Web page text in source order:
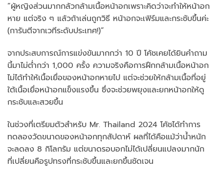
“ผู้หญิงส่วนมากกลัวกล้ามเนื้อหน้าอกเพราะคิดว่าจะทำให้หน้าอก
หาย แต่จริง ๆ แล้วถ้าเล่นถูกวิธี หน้าอกจะเฟิร์มและกระชับขึ้นค่ะ
(การันตีจากเวทีระดับประเทศ!)”
จากประสบการณ์การแข่งขันมากกว่า 10 ปี โค้ชเคยได้ยินคำถาม
นี้มาไม่ต่ำกว่า 1,000 ครั้ง ความจริงคือการฝึกกล้ามเนื้อหน้าอก
ไม่ได้ทำให้เนื้อเยื่อของหน้าอกหายไป แต่จะช่วยให้กล้ามเนื้อที่อยู่
ใต้เนื้อเยื่อหน้าอกแข็งแรงขึ้น ซึ่งจะช่วยพยุงและยกหน้าอกให้ดู
กระชับและสวยขึ้น
ในช่วงที่เตรียมตัวสำหรับ Mr. Thailand 2024 โค้ชได้ทำการ
ทดลองวัดขนาดของหน้าอกทุกสัปดาห์ ผลที่ได้คือแม้ว่าน้ำหนัก
จะลดลง 8 กิโลกรัม แต่ขนาดรอบอกไม่ได้เปลี่ยนแปลงมากนัก
ที่เปลี่ยนคือรูปทรงที่กระชับขึ้นและยกขึ้นชัดเจน